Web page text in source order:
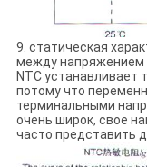
9. статическая
между напряжением
NTC устанавливает
потому что
терминальными
очень широк, свое
часто представить